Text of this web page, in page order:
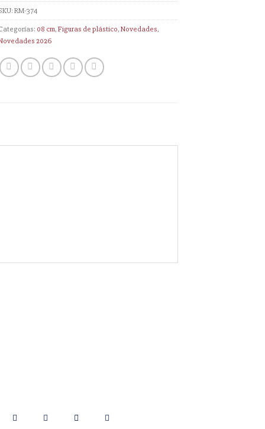
RM-374
08 cm,Figuras de plástico,Novedades,
2026